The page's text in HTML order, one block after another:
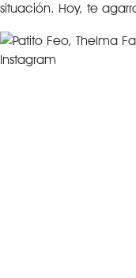
situación. Hoy, te
Instagram